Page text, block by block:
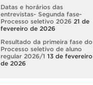
Datas e horários das
entrevistas- Segunda fase-
Processo seletivo 2026 21 de
fevereiro de 2026
Resultado da primeira fase do
Processo seletivo de aluno
regular 2026/1 13 de fevereiro
de 2026